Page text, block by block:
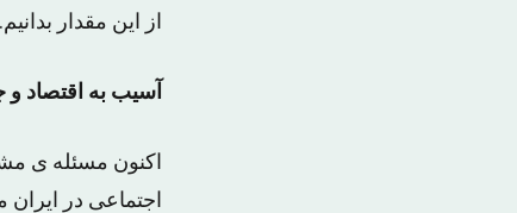
از این مقدار بدانیم.
آسیب به اقتصاد و
اکنون مسئله ی
اجتماعی در